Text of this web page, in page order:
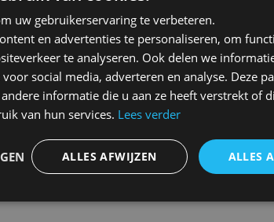
Niet verzekerd
Opzet, fraude en
Bekende fouten
Eigen geleden schade
uw gebruikerservaring te verbeteren.
en advertenties te personaliseren, om
te analyseren. Ook delen we
social media, adverteren en analyse. Deze
informatie die u aan ze heeft verstrekt of
van hun services. Lees verder
ALLES
ALLES AFWIJZEN